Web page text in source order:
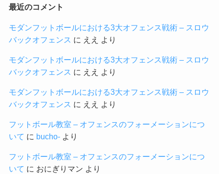
最近のコメント
モダンフットボールにおける3大オフェンス戦術 – スロウ
バックオフェンス に ええ より
モダンフットボールにおける3大オフェンス戦術 – スロウ
バックオフェンス に ええ より
モダンフットボールにおける3大オフェンス戦術 – スロウ
バックオフェンス に ええ より
フットボール教室 – オフェンスのフォーメーションにつ
いて に bucho-より
フットボール教室 – オフェンスのフォーメーションにつ
いて に おにぎりマン より